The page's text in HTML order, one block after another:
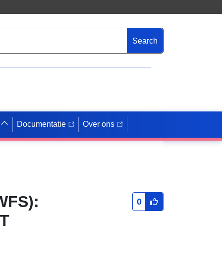
Search
Documentatie Over ons
0